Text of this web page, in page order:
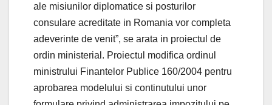
ale misiunilor diplomatice si posturilor
consulare acreditate in Romania vor completa
adeverinte de venit”, se arata in proiectul de
ordin ministerial. Proiectul modifica ordinul
ministrului Finantelor Publice 160/2004 pentru
aprobarea modelului si continutului unor